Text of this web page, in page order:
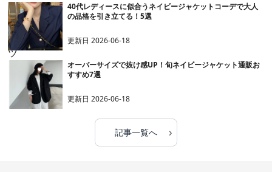
40代レディースに似合うネイビージャケットコーデで大人
の品格を引き立てる！5選
更新日2026-06-18
オーバーサイズで抜け感UP！旬ネイビージャケット通販お
すすめ7選
更新日2026-06-18
記事一覧へ ›